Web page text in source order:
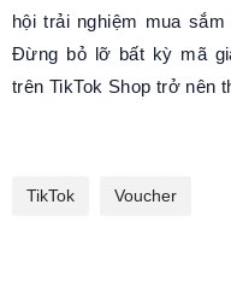
hội trải nghiệm mua
Đừng bỏ lỡ bất kỳ mã
trên TikTok Shop trở nên
TikTok Voucher